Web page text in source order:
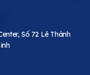
Số 72 Lê Thánh